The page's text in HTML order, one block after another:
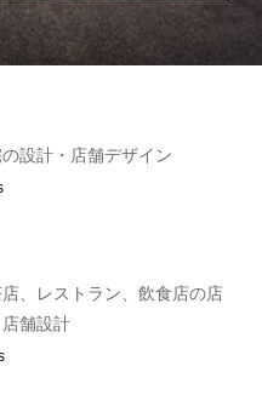
設計・店舗デザイン
、レストラン、飲食店の店
舗設計